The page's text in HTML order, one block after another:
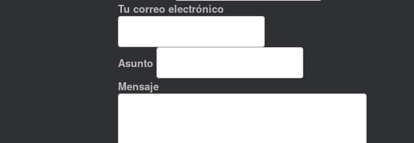
Tu correo electrónico
Asunto
Mensaje